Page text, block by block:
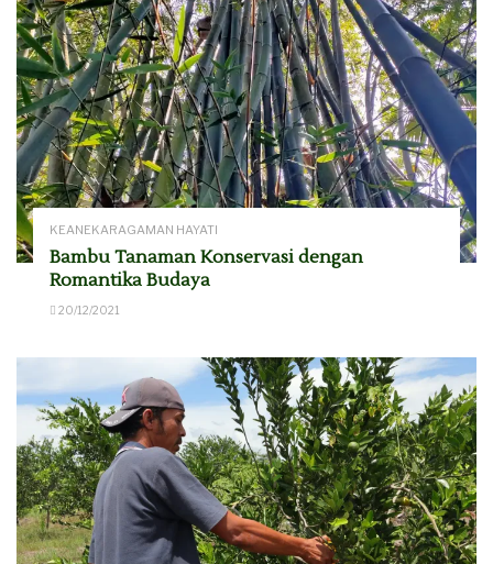
KEANEKARAGAMAN HAYATI
Bambu Tanaman Konservasi dengan
Romantika Budaya
20/12/2021